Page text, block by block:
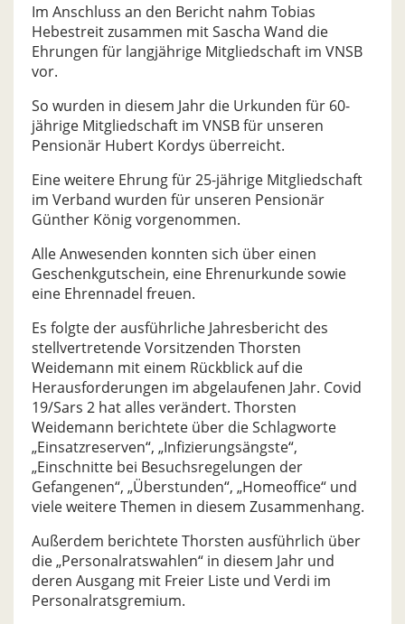
Im Anschluss an den Bericht nahm Tobias
Hebestreit zusammen mit Sascha Wand die
Ehrungen für langjährige Mitgliedschaft im VNSB
vor.
So wurden in diesem Jahr die Urkunden für 60-
jährige Mitgliedschaft im VNSB für unseren
Pensionär Hubert Kordys überreicht.
Eine weitere Ehrung für 25-jährige Mitgliedschaft
im Verband wurden für unseren Pensionär
Günther König vorgenommen.
Alle Anwesenden konnten sich über einen
Geschenkgutschein, eine Ehrenurkunde sowie
eine Ehrennadel freuen.
Es folgte der ausführliche Jahresbericht des
stellvertretende Vorsitzenden Thorsten
Weidemann mit einem Rückblick auf die
Herausforderungen im abgelaufenen Jahr. Covid
19/Sars 2 hat alles verändert. Thorsten
Weidemann berichtete über die Schlagworte
„Einsatzreserven“, „Infizierungsängste“,
„Einschnitte bei Besuchsregelungen der
Gefangenen“, „Überstunden“, „Homeoffice“ und
viele weitere Themen in diesem Zusammenhang.
Außerdem berichtete Thorsten ausführlich über
die „Personalratswahlen“ in diesem Jahr und
deren Ausgang mit Freier Liste und Verdi im
Personalratsgremium.